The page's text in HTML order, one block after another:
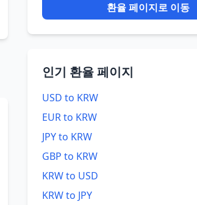
환율 페이지로 이동
인기 환율 페이지
USD to KRW
EUR to KRW
JPY to KRW
GBP to KRW
KRW to USD
KRW to JPY